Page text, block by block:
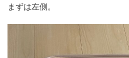
まずは左側。